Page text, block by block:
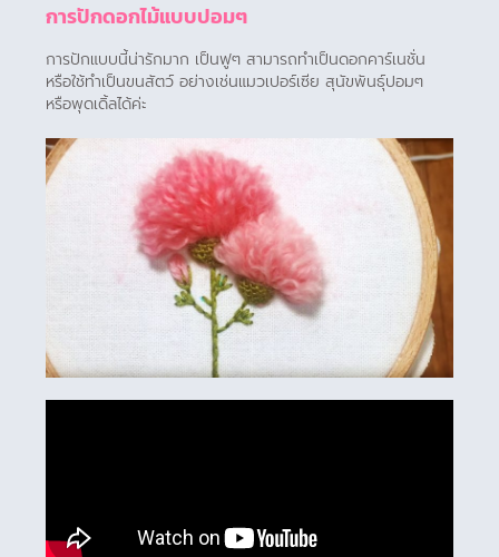
การปักดอกไม้แบบปอมๆ
การปักแบบนี้น่ารักมาก เป็นฟูๆ สามารถทำเป็นดอกคาร์เนชั่น
หรือใช้ทำเป็นขนสัตว์ อย่างเช่นแมวเปอร์เซีย สุนัขพันธุ์ปอมๆ
หรือพุดเดิ้ลได้ค่ะ